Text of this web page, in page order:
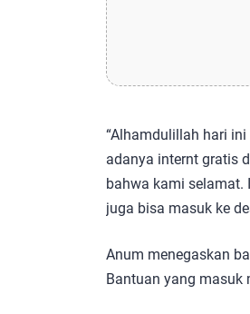
“Alhamdulillah hari
adanya internt gratis
bahwa kami selamat.
juga bisa masuk ke
Anum menegaskan
Bantuan yang masuk